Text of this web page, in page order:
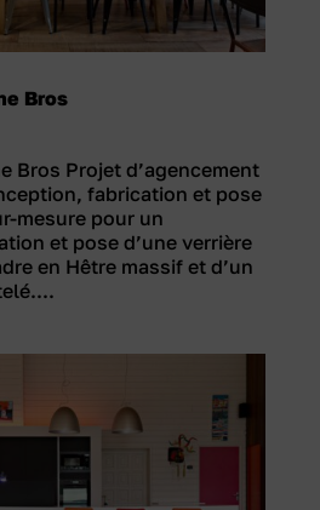
Bros
Bros Projet d’agencement
fabrication et pose
mesure pour un
et pose d’une verrière
en Hêtre massif et d’un